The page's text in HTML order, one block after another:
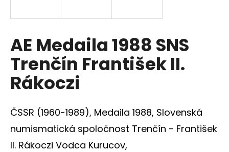
AE Medaila 1988 SNS
Trenčín František II.
Rákoczi
ČSSR (1960-1989), Medaila 1988, Slovenská
numismatická spoločnost Trenčín - František
II. Rákoczi Vodca Kurucov,
s
ť
?
HĽADAŤ